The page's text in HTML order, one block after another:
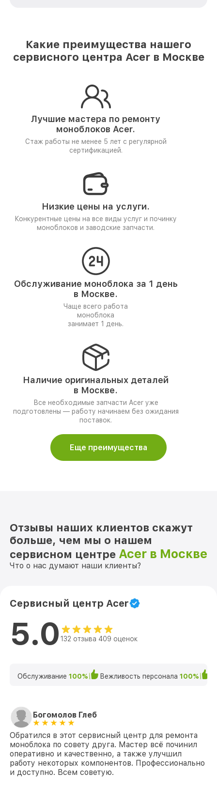
Какие преимущества нашего
сервисного центра Acer в Москве
Лучшие мастера по ремонту
моноблоков Acer.
Стаж работы не менее 5 лет с регулярной
сертификацией.
Низкие цены на услуги.
Конкурентные цены на все виды услуг и починку
моноблоков и заводские запчасти.
Обслуживание моноблока за 1 день
в Москве.
Чаще всего работа
моноблока
занимает 1 день.
Наличие оригинальных деталей
в Москве.
Все необходимые запчасти Acer уже
подготовлены — работу начинаем без ожидания
поставок.
Еще преимущества
Отзывы наших клиентов скажут
больше, чем мы о нашем
сервисном центре Acer в Москве
Что о нас думают наши клиенты?
Сервисный центр Acer
5.0 132 отзыва 409 оценок
Обслуживание 100% Вежливость персонала 100%
Богомолов Глеб
Обратился в этот сервисный центр для ремонта
моноблока по совету друга. Мастер всё починил
оперативно и качественно, а также улучшил
работу некоторых компонентов. Профессионально
и доступно. Всем советую.